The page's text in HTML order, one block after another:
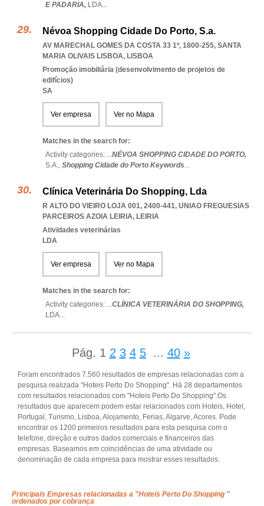
E PADARIA, LDA...
Névoa Shopping Cidade Do Porto, S.a.
AV MARECHAL GOMES DA COSTA 33 1º, 1800-255, SANTA
MARIA OLIVAIS LISBOA, LISBOA
Promoção imobiliária (desenvolvimento de projetos de
edifícios)
SA
Ver empresa Ver no Mapa
Matches in the search for:
Activity categories: ...NÉVOA SHOPPING CIDADE DO PORTO,
S.A., Shopping Cidade do Porto Keywords...
Clínica Veterinária Do Shopping, Lda
R ALTO DO VIEIRO LOJA 001, 2400-441, UNIAO FREGUESIAS
PARCEIROS AZOIA LEIRIA, LEIRIA
Atividades veterinárias
LDA
Ver empresa Ver no Mapa
Matches in the search for:
Activity categories: ...CLÍNICA VETERINÁRIA DO SHOPPING,
LDA...
Pág. 1 2 3 4 5 ... 40 »
Foram encontrados 7.560 resultados de empresas relacionadas com a
pesquisa realizada "Hoteis Perto Do Shopping". Há 28 departamentos
com resultados relacionados com "Hoteis Perto Do Shopping".Os
resultados que aparecem podem estar relacionados com Hoteis, Hotel,
Portugal, Turismo, Lisboa, Alojamento, Ferias, Algarve, Acores. Pode
encontrar os 1200 primeiros resultados para esta pesquisa com o
telefone, direção e outros dados comerciais e financeiros das
empresas. Baseamos em coincidências de uma atividade ou
denominação de cada empresa para mostrar esses resultados.
Principais Empresas relacionadas a "Hoteis Perto Do Shopping "
ordenados por cobrança